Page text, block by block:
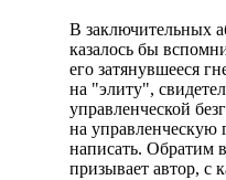
В заключительных
казалось бы
его затянувшееся
на "элиту",
управленческой
на управленческую
написать. Обратим
призывает автор, с